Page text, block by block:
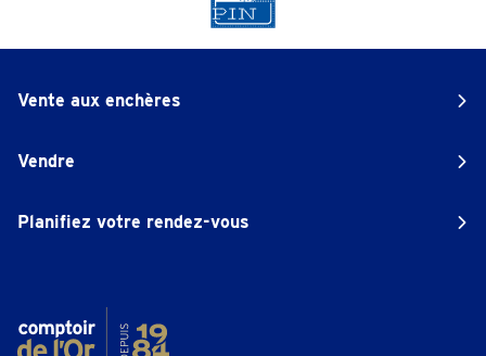
Vente aux enchères
Vendre
Planifiez votre rendez-vous